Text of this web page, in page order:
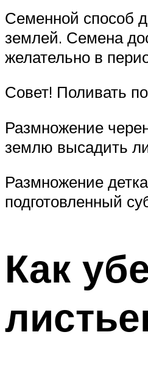
Семенной способ
землей. Семена
желательно в
Совет! Поливать
Размножение
землю высадить
Размножение
подготовленный
Как